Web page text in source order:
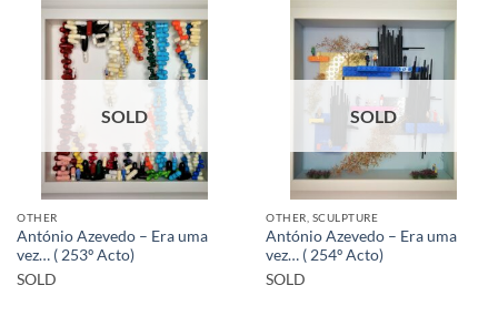
SOLD
OTHER
António Azevedo – Era uma
vez… ( 253º Acto)
SOLD
SOLD
OTHER, SCULPTURE
António Azevedo – Era uma
vez… ( 254º Acto)
SOLD